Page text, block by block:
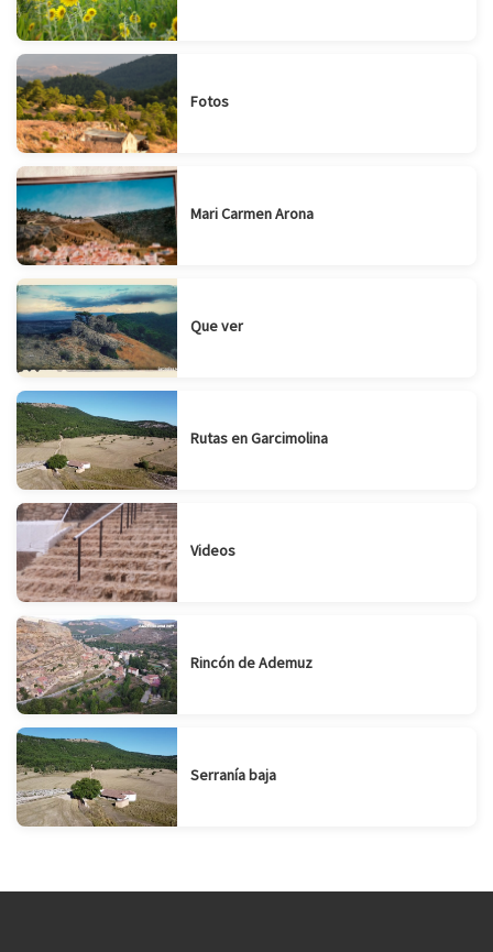
Fotos
Mari Carmen Arona
Que ver
Rutas en Garcimolina
Videos
Rincón de Ademuz
Serranía baja